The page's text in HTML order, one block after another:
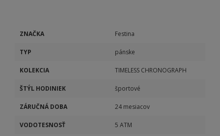
ZNAČKA Festina
TYP pánske
KOLEKCIA TIMELESS CHRONOGRAPH
ŠTÝL HODINIEK športové
ZÁRUČNÁ DOBA 24 mesiacov
VODOTESNOSŤ 5 ATM